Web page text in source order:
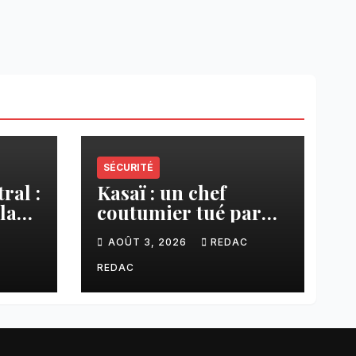
:
SÉCURITÉ
Kasaï : un chef
coutumier tué par
balle par un policier
à Kamuesha, la
tension monte
AOÛT 3, 2026 REDAC
REDAC